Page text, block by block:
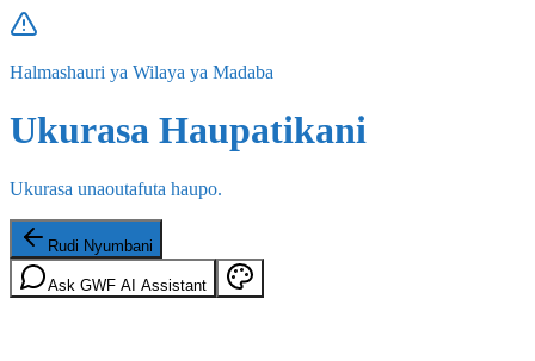
Halmashauri ya Wilaya ya Madaba
Ukurasa Haupatikani
Ukurasa unaoutafuta haupo.
Rudi Nyumbani
Ask GWF AI Assistant